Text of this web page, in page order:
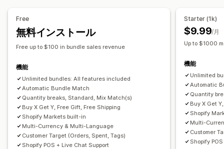
ディスカウント管理
編集ツール
通貨換算
レポート
設定可能な価格設定方式
固定価格設定
段階的な価格設定
ボリュームディスカウント 一律割引
割引率によるディスカウント
無料配送
BOGO 一括価格設定 卸売価格 動的価格設定 カスタム価格
Free
無料インストール
Free up to $100 in bundle sales revenue
機能
Unlimited bundles: All features included
Automatic Bundle Match
Quantity breaks, Standard, Mix Match(s)
Buy X Get Y, Free Gift, Free Shipping
Shopify Markets built-in
Multi-Currency & Multi-Language
Customer Target (Orders, Spent, Tags)
Shopify POS + Live Chat Support
Starter (1k)
$9.99/月
Up to $1000
機能
Unlimited
Automatic
Quantity
Buy X Get
Shopify
Multi-
Customer
Shopify